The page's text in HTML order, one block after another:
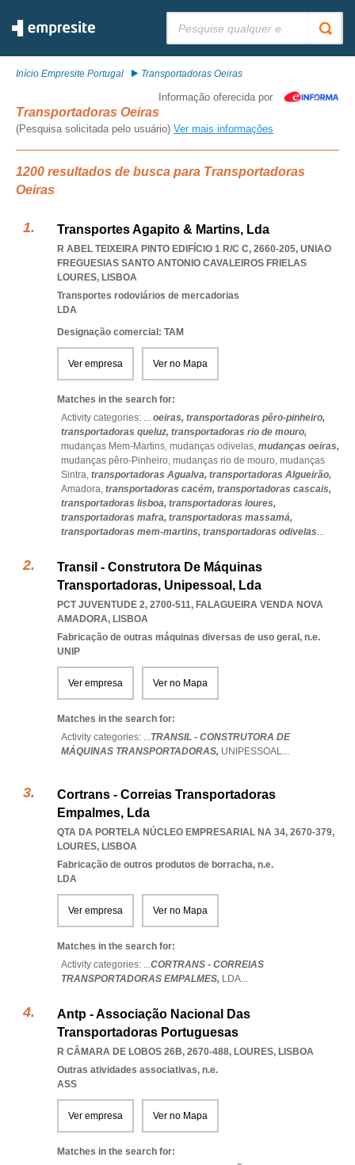
Início Empresite Portugal Transportadoras Oeiras
Informação oferecida por
Transportadoras Oeiras
(Pesquisa solicitada pelo usuário) Ver mais informações
1200 resultados de busca para Transportadoras
Oeiras
Transportes Agapito & Martins, Lda
R ABEL TEIXEIRA PINTO EDIFÍCIO 1 R/C C, 2660-205, UNIAO
FREGUESIAS SANTO ANTONIO CAVALEIROS FRIELAS
LOURES, LISBOA
Transportes rodoviários de mercadorias
LDA
Designação comercial: TAM
Ver empresa Ver no Mapa
Matches in the search for:
Activity categories: ... oeiras, transportadoras pêro-pinheiro,
transportadoras queluz, transportadoras rio de mouro,
mudanças Mem-Martins, mudanças odivelas, mudanças oeiras,
mudanças pêro-Pinheiro, mudanças rio de mouro, mudanças
Sintra, transportadoras Agualva, transportadoras Algueirão,
Amadora, transportadoras cacém, transportadoras cascais,
transportadoras lisboa, transportadoras loures,
transportadoras mafra, transportadoras massamá,
transportadoras mem-martins, transportadoras odivelas...
Transil - Construtora De Máquinas
Transportadoras, Unipessoal, Lda
PCT JUVENTUDE 2, 2700-511, FALAGUEIRA VENDA NOVA
AMADORA, LISBOA
Fabricação de outras máquinas diversas de uso geral, n.e.
UNIP
Ver empresa Ver no Mapa
Matches in the search for:
Activity categories: ...TRANSIL - CONSTRUTORA DE
MÁQUINAS TRANSPORTADORAS, UNIPESSOAL...
Cortrans - Correias Transportadoras
Empalmes, Lda
QTA DA PORTELA NÚCLEO EMPRESARIAL NA 34, 2670-379,
LOURES, LISBOA
Fabricação de outros produtos de borracha, n.e.
LDA
Ver empresa Ver no Mapa
Matches in the search for:
Activity categories: ...CORTRANS - CORREIAS
TRANSPORTADORAS EMPALMES, LDA...
Antp - Associação Nacional Das
Transportadoras Portuguesas
R CÂMARA DE LOBOS 26B, 2670-488, LOURES, LISBOA
Outras atividades associativas, n.e.
ASS
Ver empresa Ver no Mapa
Matches in the search for: